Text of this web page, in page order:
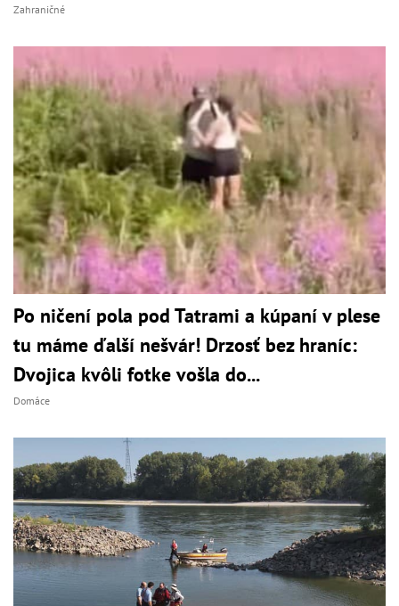
Zahraničné
Po ničení pola pod Tatrami a kúpaní v plese
tu máme ďalší nešvár! Drzosť bez hraníc:
Dvojica kvôli fotke vošla do...
Domáce